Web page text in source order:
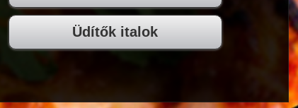
Üdítők italok